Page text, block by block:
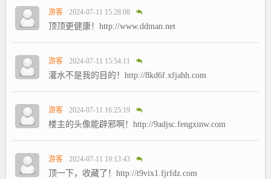
游客 2024-07-11 15:28:08
顶顶更健康！http://www.ddman.net
游客 2024-07-11 15:54:11
灌水不是我的目的！http://8kd6f.xfjahh.com
游客 2024-07-11 16:25:19
楼主的头像能辟邪啊！http://9adjsc.fengxinw.com
游客 2024-07-11 19:13:43
顶一下，收藏了！http://t9vix1.fjrfdz.com